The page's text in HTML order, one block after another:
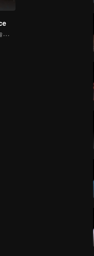
소년이 붓으로 하늘을 가른다